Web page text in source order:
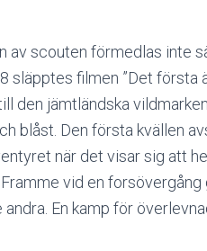
av scouten förmedlas inte
släpptes filmen ”Det första
den jämtländska
blåst. Den första kvällen
när det visar sig att
vid en
En kamp för